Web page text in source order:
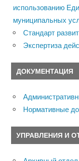
использованию
муниципальных
Стандарт
Экспертиза
ДОКУМЕНТАЦИЯ
Нормативные
УПРАВЛЕНИЯ И